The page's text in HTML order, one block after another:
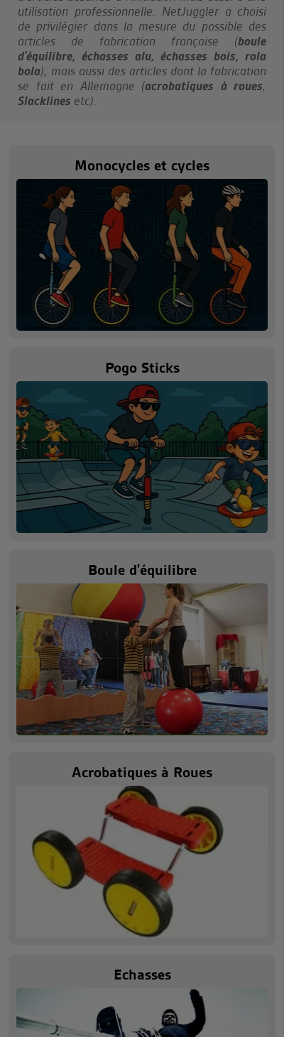
utilisation professionnelle. NetJuggler a choisi
de privilégier dans la mesure du possible des
articles de fabrication française (boule
d'équilibre, échasses alu, échasses bois, rola
bola), mais aussi des articles dont la fabrication
se fait en Allemagne (acrobatiques à roues,
Slacklines etc).
Monocycles et cycles
Pogo Sticks
Boule d'équilibre
Acrobatiques à Roues
Echasses